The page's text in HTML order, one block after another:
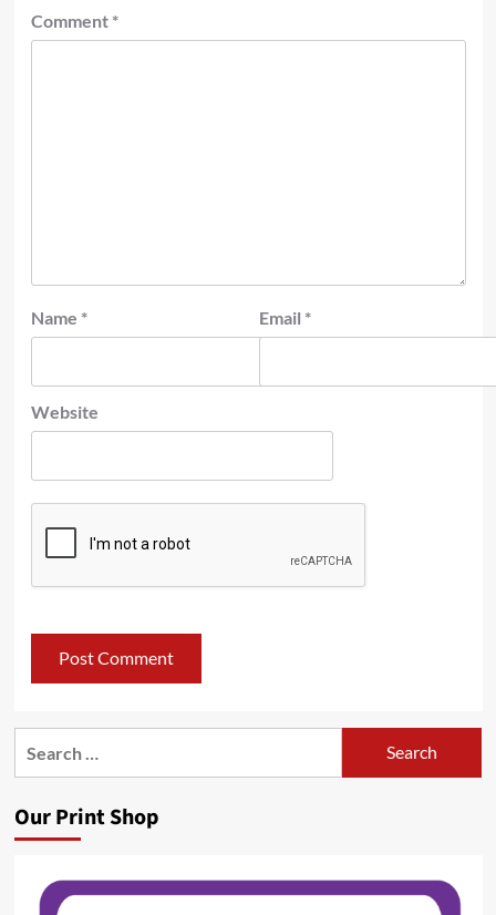
Comment *
Name * Email *
Website
Our Print Shop